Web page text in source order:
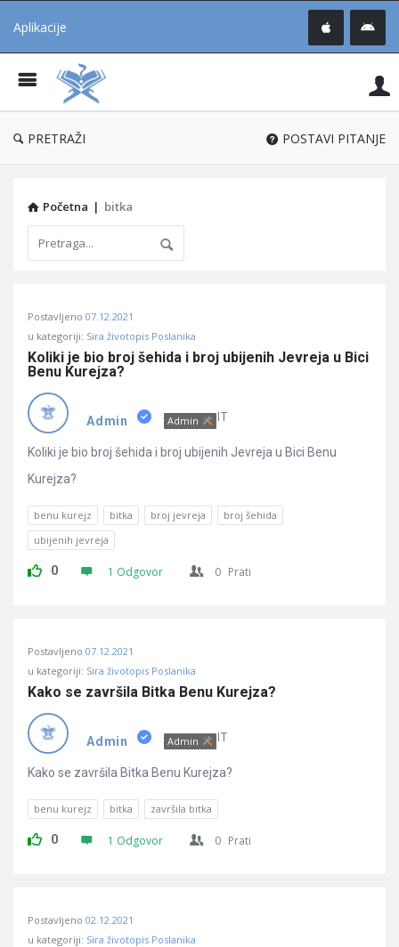
Aplikacije
®
PRETRAŽI POSTAVI PITANJE
Početna | bitka
Učene
Latest
Pitanja
Postavljeno 07.12.2021
u kategoriji: Sira životopis Poslanika
Koliki je bio broj šehida i broj ubijenih Jevreja u Bici
Benu Kurejza?
Admin Admin IT
Koliki je bio broj šehida i broj ubijenih Jevreja u Bici Benu
Kurejza?
benu kurejz bitka broj jevreja
broj šehida
ubijenih jevreja
0 1 Odgovor 0 Prati
Postavljeno 07.12.2021
u kategoriji: Sira životopis Poslanika
Kako se završila Bitka Benu Kurejza?
Admin Admin IT
Kako se završila Bitka Benu Kurejza?
benu kurejz bitka završila bitka
0 1 Odgovor 0 Prati
Postavljeno 02.12.2021
u kategoriji: Sira životopis Poslanika